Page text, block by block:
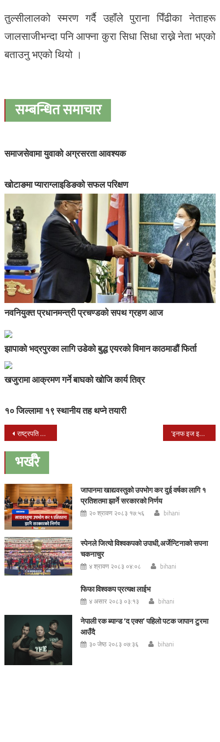
तुल्सीलालको स्मरण गर्दै उहाॅंले पुराना पिँढीका नेताहरू
जालसाजीभन्दा पनि आफ्ना कुरा सिधा सिधा राख्ने नेता भएको
बताउनु भएको थियो ।
सम्बन्धित समाचार
समाजसेवामा युवाको अग्रसरता आवश्यक
खोटाङमा प्याराग्लाइडिङको सफल परिक्षण
नवनियुक्त प्रधानमन्त्री प्रचण्डको सपथ ग्रहण आज
झापाको भद्रपुरका लागि उडेको बुद्ध एयरको विमान काठमाडौं फिर्ता
खजुरामा आक्रमण गर्ने बाघको खोजि कार्य तिव्र
१० जिल्लामा १९ स्थानीय तह थप्ने तयारी
Post
navigation
राष्ट्रपति भण्डारीलाई सीको सन्देश : म तपाईंसँग मिलेर काम गर्न इच्छुक छु ‘इनफ इज इनफ’का युवा प्रहरीको नियन्त्रणमा
भर्खरै
जापानमा खाद्यवस्तुको उपभोग कर दुई वर्षका लागि १
प्रतिशतमा झार्ने सरकारको निर्णय
२० श्रावण २०८३ १७:५६ bihani
स्पेनले जित्यो विश्वकपको उपाधी,अर्जेन्टिनाको सपना
चकनाचुर
४ श्रावण २०८३ ०४:०८ bihani
फिफा विश्वकप प्रत्यक्ष लाईभ
४ असार २०८३ ०३:१३ bihani
नेपाली रक ब्यान्ड ‘द एक्स’ पहिलो पटक जापान टुरमा
आउँदै
३० जेष्ठ २०८३ ०७:३६ bihani